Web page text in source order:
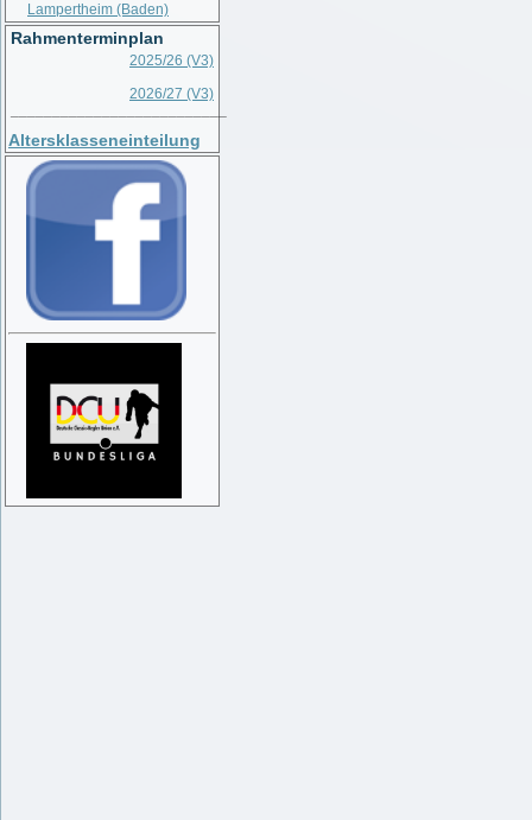
Lampertheim (Baden)
Rahmenterminplan
2025/26 (V3)
2026/27 (V3)
Altersklasseneinteilung